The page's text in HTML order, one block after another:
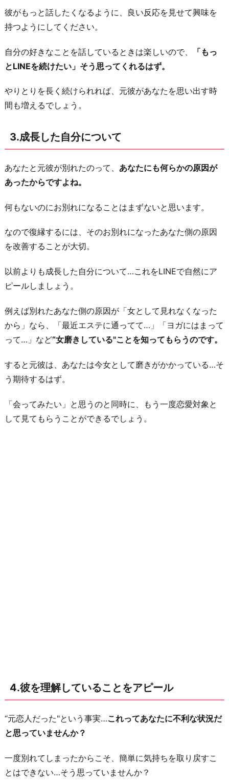
り
に
彼がもっと話したくなるように、良い反応を見せて興味を
持つようにしてください。
自分の好きなことを話しているときは楽しいので、
「もっ
とLINEを続けたい」そう思ってくれるはず。
やりとりを長く続けられれば、元彼があなたを思い出す時
間も増えるでしょう。
3.成長した自分について
あなたと元彼が別れたのって、 あなたにも何らかの原因が
あったからですよね。
何もないのにお別れになることはまずないと思います。
なので復縁するには、そのお別れになったあなた側の原因
を改善することが大切。
以前よりも成長した自分について…これをLINEで自然にア
ピールしましょう。
例えば別れたあなた側の原因が「女として見れなくなった
から」なら、「最近エステに通ってて…」「ヨガにはまって
って…」など“女磨きしている"ことを知ってもらうのです。
すると元彼は、あなたは今女として磨きがかかっている…そ
う期待するはず。
「会ってみたい」と思うのと同時に、もう一度恋愛対象と
して見てもらうことができるでしょう。
4.彼を理解していることをアピール
“元恋人だった"という事実…これってあなたに不利な状況だ
と思っていませんか？
一度別れてしまったからこそ、簡単に気持ちを取り戻すこ
とはできない…そう思っていませんか？